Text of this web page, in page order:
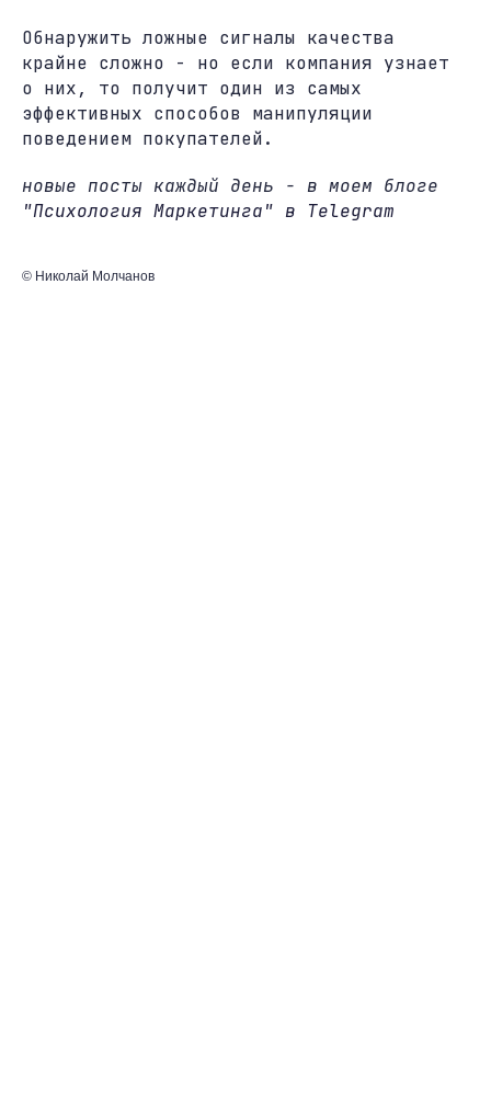
Обнаружить ложные сигналы качества
крайне сложно - но если компания узнает
о них, то получит один из самых
эффективных способов манипуляции
поведением покупателей.
новые посты каждый день - в моем блоге
"Психология Маркетинга" в Telegram
© Николай Молчанов